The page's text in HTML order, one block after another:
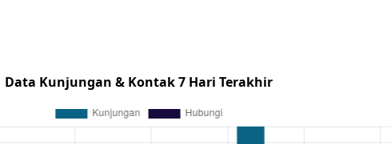
Data Kunjungan & Kontak 7 Hari Terakhir